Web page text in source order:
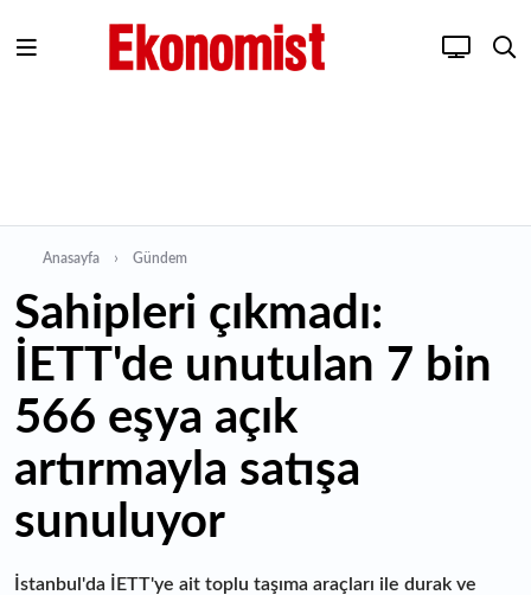
Anasayfa Gündem
Sahipleri çıkmadı:
İETT'de unutulan 7 bin
566 eşya açık
artırmayla satışa
sunuluyor
İstanbul'da İETT'ye ait toplu taşıma araçları ile durak ve